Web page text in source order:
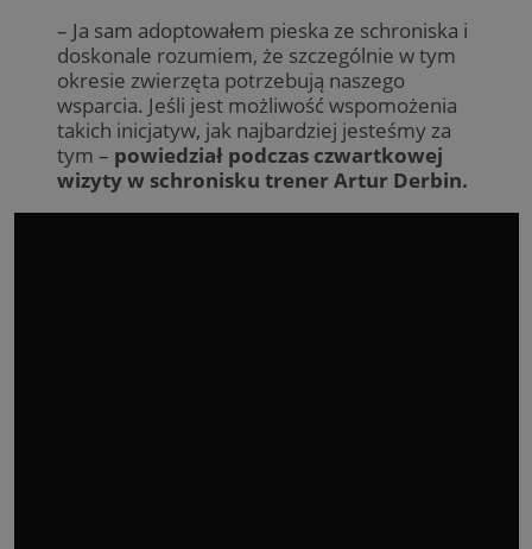
– Ja sam adoptowałem pieska ze schroniska i
doskonale rozumiem, że szczególnie w tym
okresie zwierzęta potrzebują naszego
wsparcia. Jeśli jest możliwość wspomożenia
takich inicjatyw, jak najbardziej jesteśmy za
tym – powiedział podczas czwartkowej
wizyty w schronisku trener Artur Derbin.